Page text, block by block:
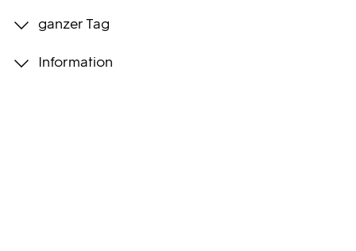
ganzer Tag
Information